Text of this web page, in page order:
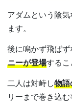
アダムという陰
ます。
後に鳴かず飛ばず
ニーが登場するこ
二人は対峙し物
リーまで巻き込む